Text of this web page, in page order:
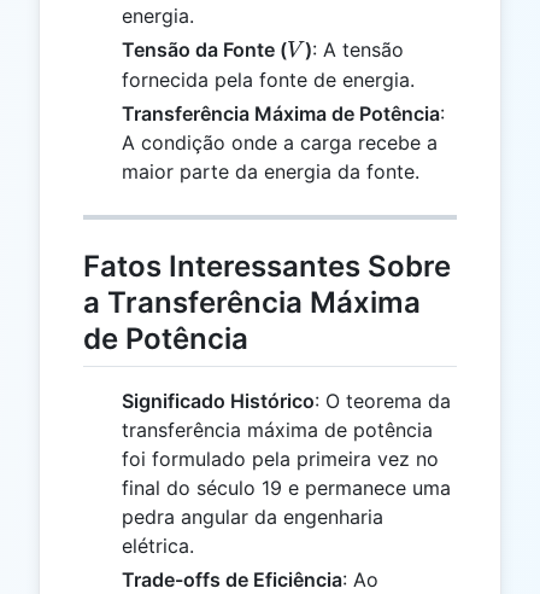
energia.
Tensão da Fonte (V
V ): A tensão
fornecida pela fonte de energia.
Transferência Máxima de Potência:
A condição onde a carga recebe a
maior parte da energia da fonte.
Fatos Interessantes Sobre
a Transferência Máxima
de Potência
Significado Histórico: O teorema da
transferência máxima de potência
foi formulado pela primeira vez no
final do século 19 e permanece uma
pedra angular da engenharia
elétrica.
Trade-offs de Eficiência: Ao